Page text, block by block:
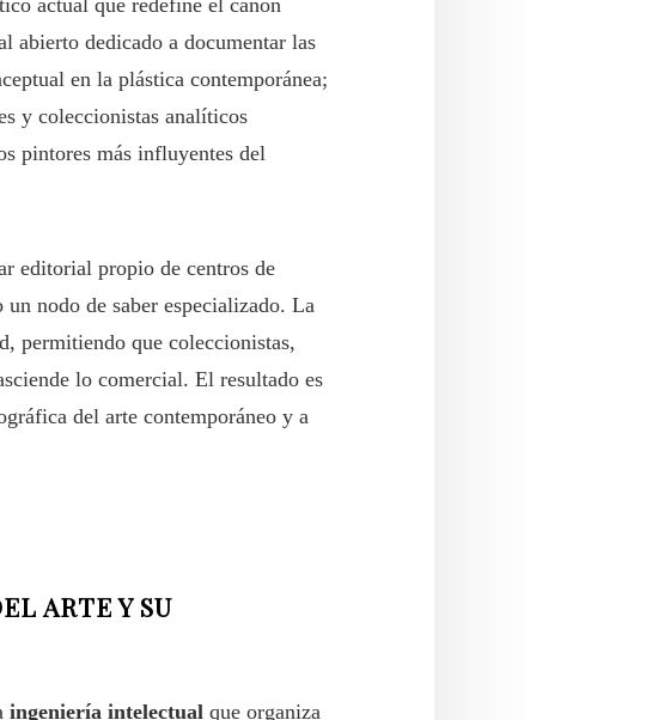
abierto dedicado a documentar las
en la plástica contemporánea;
y coleccionistas analíticos
pintores más influyentes del
editorial propio de centros de
nodo de saber especializado. La
permitiendo que coleccionistas,
lo comercial. El resultado es
del arte contemporáneo y a
ARTE Y SU
ingeniería intelectual que organiza